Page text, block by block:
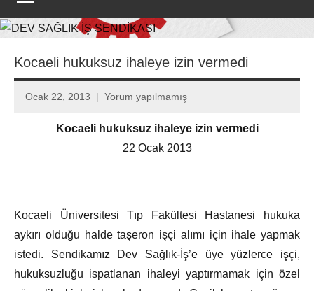
Kocaeli hukuksuz ihaleye izin vermedi
Ocak 22, 2013
Aksu
Yorum yapılmamış
Kocaeli hukuksuz ihaleye izin vermedi
22 Ocak 2013
Kocaeli Üniversitesi Tıp Fakültesi Hastanesi hukuka
aykırı olduğu halde taşeron işçi alımı için ihale yapmak
istedi. Sendikamız Dev Sağlık-İş’e üye yüzlerce işçi,
hukuksuzluğu ispatlanan ihaleyi yaptırmamak için özel